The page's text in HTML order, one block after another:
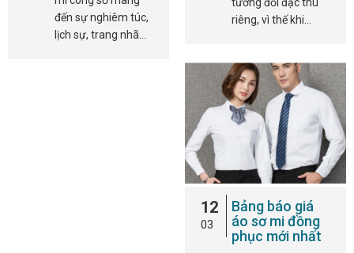
đến sự nghiêm túc,
lịch sự, trang nhã…
riêng, vì thế khi…
12
03
Bảng báo giá
áo sơ mi đồng
phục mới nhất